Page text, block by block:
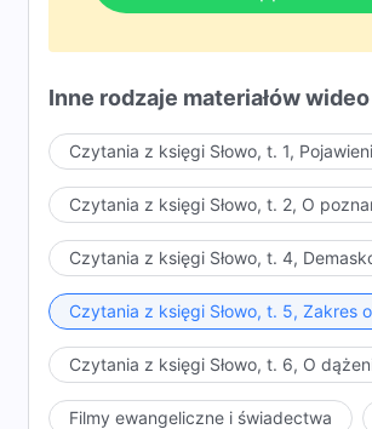
Inne rodzaje materiałów wideo
Czytania z księgi Słowo, t. 1,
Czytania z księgi Słowo, t. 2, O
Czytania z księgi Słowo, t. 4,
Czytania z księgi Słowo, t. 5,
Czytania z księgi Słowo, t. 6, O
Filmy ewangeliczne i świadectwa